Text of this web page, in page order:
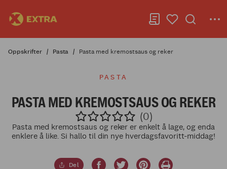
Oppskrifter Pasta Pasta med kremostsaus og reker
PASTA
PASTA MED KREMOSTSAUS OG REKER
(0)
Pasta med kremostsaus og reker er enkelt å lage, og enda
enklere å like. Si hallo til din nye hverdagsfavoritt-middag!
Del